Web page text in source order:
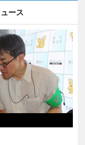
ース